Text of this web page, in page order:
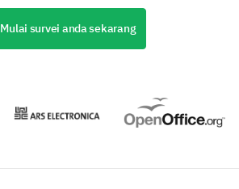
Mulai survei anda sekarang